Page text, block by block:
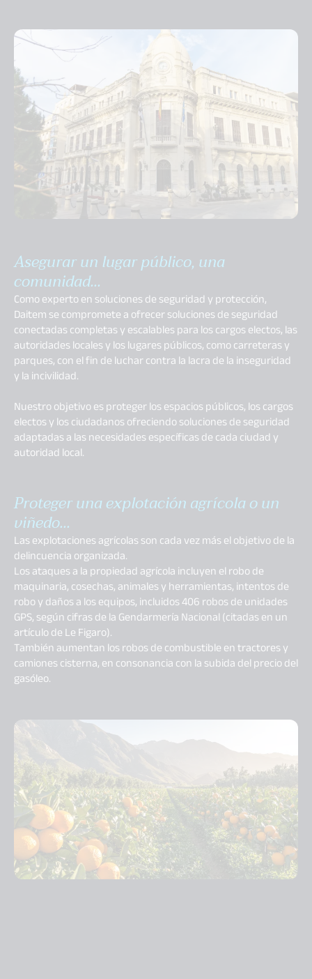
Asegurar un lugar público, una
comunidad...
Como experto en soluciones de seguridad y protección,
Daitem se compromete a ofrecer soluciones de seguridad
conectadas completas y escalables para los cargos electos, las
autoridades locales y los lugares públicos, como carreteras y
parques, con el fin de luchar contra la lacra de la inseguridad
y la incivilidad.
Nuestro objetivo es proteger los espacios públicos, los cargos
electos y los ciudadanos ofreciendo soluciones de seguridad
adaptadas a las necesidades específicas de cada ciudad y
autoridad local.
Proteger una explotación agrícola o un
viñedo...
Las explotaciones agrícolas son cada vez más el objetivo de la
delincuencia organizada.
Los ataques a la propiedad agrícola incluyen el robo de
maquinaria, cosechas, animales y herramientas, intentos de
robo y daños a los equipos, incluidos 406 robos de unidades
GPS, según cifras de la Gendarmería Nacional (citadas en un
artículo de Le Figaro).
También aumentan los robos de combustible en tractores y
camiones cisterna, en consonancia con la subida del precio del
gasóleo.